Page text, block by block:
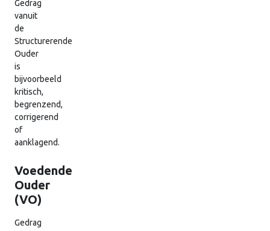
Gedrag
vanuit
de
Structurerende
Ouder
is
bijvoorbeeld
kritisch,
begrenzend,
corrigerend
of
aanklagend.
Voedende
Ouder
(VO)
Gedrag